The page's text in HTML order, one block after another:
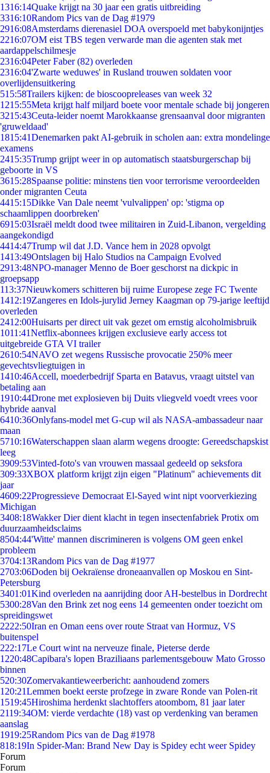
1316:14Quake krijgt na 30 jaar een gratis uitbreiding
3316:10Random Pics van de Dag #1979
2916:08Amsterdams dierenasiel DOA overspoeld met babykonijntjes
2216:07OM eist TBS tegen verwarde man die agenten stak met
aardappelschilmesje
2316:04Peter Faber (82) overleden
2316:04'Zwarte weduwes' in Rusland trouwen soldaten voor
overlijdensuitkering
515:58Trailers kijken: de bioscoopreleases van week 32
1215:55Meta krijgt half miljard boete voor mentale schade bij jongeren
3215:43Ceuta-leider noemt Marokkaanse grensaanval door migranten
'gruweldaad'
1815:41Denemarken pakt AI-gebruik in scholen aan: extra mondelinge
examens
2415:35Trump grijpt weer in op automatisch staatsburgerschap bij
geboorte in VS
3615:28Spaanse politie: minstens tien voor terrorisme veroordeelden
onder migranten Ceuta
4415:15Dikke Van Dale neemt 'vulvalippen' op: 'stigma op
schaamlippen doorbreken'
6915:03Israël meldt dood twee militairen in Zuid-Libanon, vergelding
aangekondigd
4414:47Trump wil dat J.D. Vance hem in 2028 opvolgt
1413:49Ontslagen bij Halo Studios na Campaign Evolved
2913:48NPO-manager Menno de Boer geschorst na dickpic in
groepsapp
113:37Nieuwkomers schitteren bij ruime Europese zege FC Twente
1412:19Zangeres en Idols-jurylid Jerney Kaagman op 79-jarige leeftijd
overleden
2412:00Huisarts per direct uit vak gezet om ernstig alcoholmisbruik
1011:41Netflix-abonnees krijgen exclusieve early access tot
uitgebreide GTA VI trailer
2610:54NAVO zet wegens Russische provocatie 250% meer
gevechtsvliegtuigen in
1410:46Accell, moederbedrijf Sparta en Batavus, vraagt uitstel van
betaling aan
1910:44Drone met explosieven bij Duits vliegveld voedt vrees voor
hybride aanval
6410:36Onlyfans-model met G-cup wil als NASA-ambassadeur naar
maan
5710:16Waterschappen slaan alarm wegens droogte: Gereedschapskist
leeg
3909:53Vinted-foto's van vrouwen massaal gedeeld op seksfora
309:33XBOX platform krijgt zijn eigen "Platinum" achievements dit
jaar
4609:22Progressieve Democraat El-Sayed wint nipt voorverkiezing
Michigan
3408:18Wakker Dier dient klacht in tegen insectenfabriek Protix om
duurzaamheidsclaims
8504:44'Witte' mannen discrimineren is volgens OM geen enkel
probleem
3704:13Random Pics van de Dag #1977
2703:06Doden bij Oekraïense droneaanvallen op Moskou en Sint-
Petersburg
3401:01Kind overleden na aanrijding door AH-bestelbus in Dordrecht
5300:28Van den Brink zet nog eens 14 gemeenten onder toezicht om
spreidingswet
2222:50Iran en Oman eens over route Straat van Hormuz, VS
buitenspel
222:17Le Court wint na nerveuze finale, Pieterse derde
1220:48Capibara's lopen Braziliaans parlementsgebouw Mato Grosso
binnen
520:30Zomervakantieweerbericht: aanhoudend zomers
1 20:21Lemmen boekt eerste profzege in zware Ronde van Polen-rit
1519:45Hiroshima herdenkt slachtoffers atoombom, 81 jaar later
2119:34OM: vierde verdachte (18) vast op verdenking van beramen
aanslag
1919:25Random Pics van de Dag #1978
818:19In Spider-Man: Brand New Day is Spidey echt weer Spidey
Forum
Forum